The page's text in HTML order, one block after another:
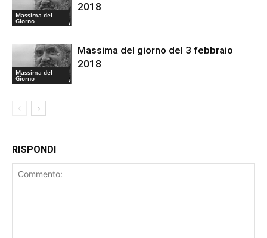
Massima del
Giorno
2018
Massima del
Giorno
Massima del giorno del 3 febbraio
2018
RISPONDI